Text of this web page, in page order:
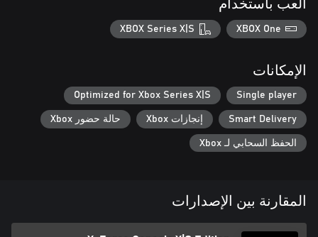
العب باستخدام
XBOX One
XBOX Series X|S
الإمكانات
Single player
Optimized for Xbox Series X|S
Smart Delivery إنجازات Xbox حالة حضور Xbox
الحفظ السحابي لـ Xbox
المقارنة بين الإصدارات